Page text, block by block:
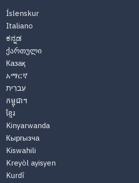
Íslenskur
Italiano
ಕನ್ನಡ
ქართული
Казақ
አማርኛ
עִברִית
កម្ពុជា។
ខ្មែរ
Kinyarwanda
Кыргызча
Kiswahili
Kreyòl ayisyen
Kurdî